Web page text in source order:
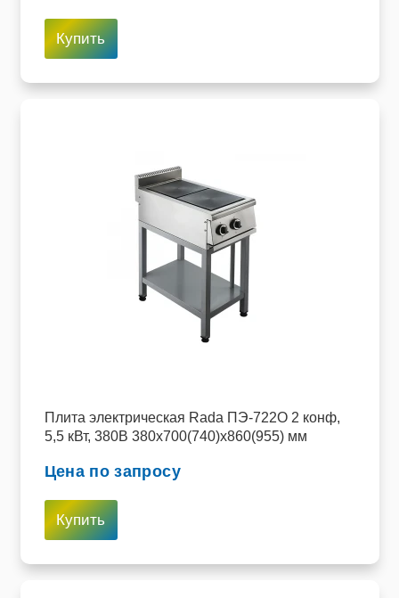
Купить
Плита электрическая Rada ПЭ-722О 2 конф,
5,5 кВт, 380В 380x700(740)x860(955) мм
Цена по запросу
Купить